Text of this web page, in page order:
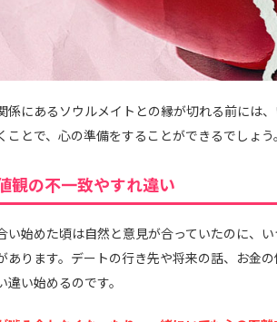
係にあるソウルメイトとの縁が切れる前には
ことで、心の準備をすることができるでしょう。
観の不一致やすれ違い
い始めた頃は自然と意見が合っていたのに、
あります。デートの行き先や将来の話、お金
違い始めるのです。